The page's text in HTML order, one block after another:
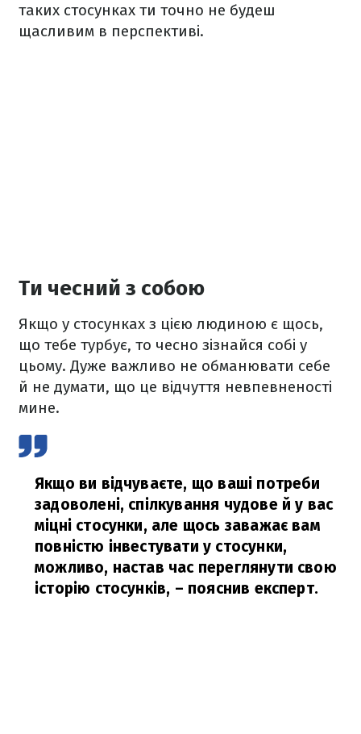
таких стосунках ти точно не будеш
щасливим в перспективі.
Ти чесний з собою
Якщо у стосунках з цією людиною є щось,
що тебе турбує, то чесно зізнайся собі у
цьому. Дуже важливо не обманювати себе
й не думати, що це відчуття невпевненості
мине.
Якщо ви відчуваєте, що ваші потреби
задоволені, спілкування чудове й у вас
міцні стосунки, але щось заважає вам
повністю інвестувати у стосунки,
можливо, настав час переглянути свою
історію стосунків, – пояснив експерт.